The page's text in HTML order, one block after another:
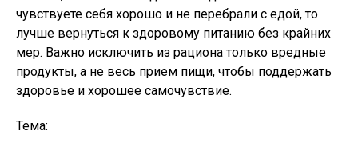
чувствуете себя хорошо и не перебрали с едой, то
лучше вернуться к здоровому питанию без крайних
мер. Важно исключить из рациона только вредные
продукты, а не весь прием пищи, чтобы поддержать
здоровье и хорошее самочувствие.
Тема: